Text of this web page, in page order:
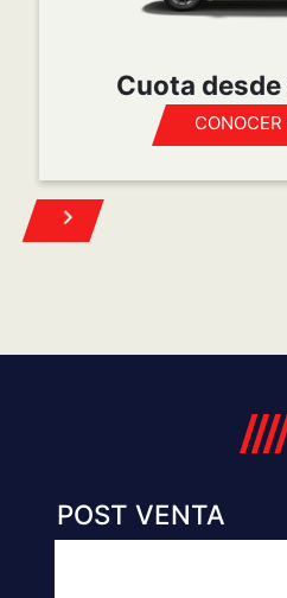
Cuota desde
POST VENTA